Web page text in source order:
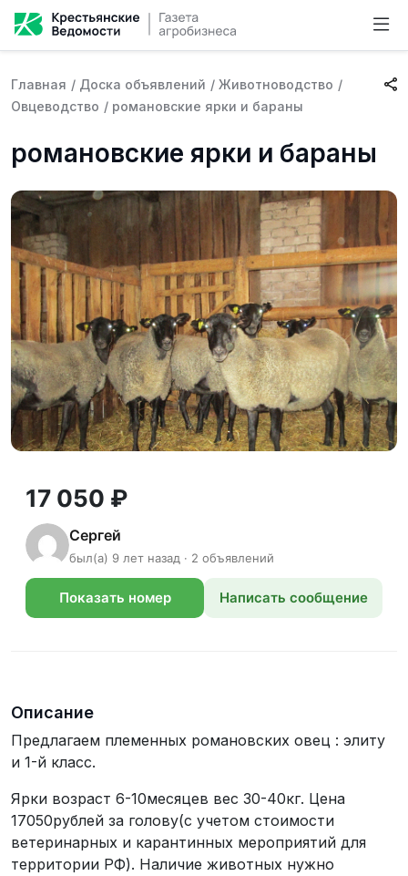
Главная / Доска объявлений / Животноводство /
Овцеводство / романовские ярки и бараны
романовские ярки и бараны
17 050 ₽
Сергей
был(а) 9 лет назад · 2 объявлений
Показать номер Написать сообщение
Описание
Предлагаем племенных романовских овец : элиту
и 1-й класс.
Ярки возраст 6-10месяцев вес 30-40кг. Цена
17050рублей за голову(с учетом стоимости
ветеринарных и карантинных мероприятий для
территории РФ). Наличие животных нужно